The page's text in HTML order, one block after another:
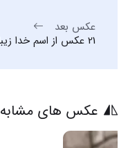
عکس بعد
21 عکس از اسم خدا زیبا که دل را آرام می کند
عکس های مشابه